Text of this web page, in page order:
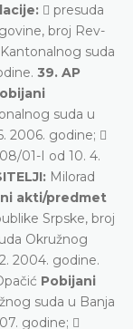
 presuda
broj Rev-
suda
39. AP
suda u
2006. godine; 
01-I od 10. 4.
Milorad
akti/predmet
Srpske, broj
Okružnog
2004. godine.
Pobijani
suda u Banja
godine; 